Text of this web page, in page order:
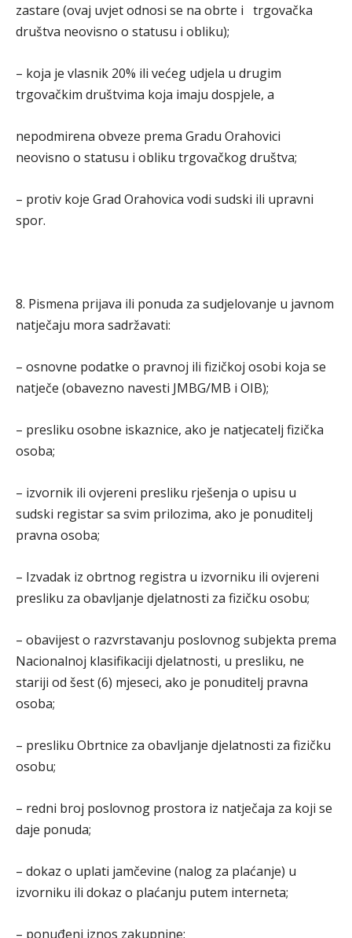
zastare (ovaj uvjet odnosi se na obrte i trgovačka
društva neovisno o statusu i obliku);
– koja je vlasnik 20% ili većeg udjela u drugim
trgovačkim društvima koja imaju dospjele, a
nepodmirena obveze prema Gradu Orahovici
neovisno o statusu i obliku trgovačkog društva;
– protiv koje Grad Orahovica vodi sudski ili upravni
spor.
8. Pismena prijava ili ponuda za sudjelovanje u javnom
natječaju mora sadržavati:
– osnovne podatke o pravnoj ili fizičkoj osobi koja se
natječe (obavezno navesti JMBG/MB i OIB);
– presliku osobne iskaznice, ako je natjecatelj fizička
osoba;
– izvornik ili ovjereni presliku rješenja o upisu u
sudski registar sa svim prilozima, ako je ponuditelj
pravna osoba;
– Izvadak iz obrtnog registra u izvorniku ili ovjereni
presliku za obavljanje djelatnosti za fizičku osobu;
– obavijest o razvrstavanju poslovnog subjekta prema
Nacionalnoj klasifikaciji djelatnosti, u presliku, ne
stariji od šest (6) mjeseci, ako je ponuditelj pravna
osoba;
– presliku Obrtnice za obavljanje djelatnosti za fizičku
osobu;
– redni broj poslovnog prostora iz natječaja za koji se
daje ponuda;
– dokaz o uplati jamčevine (nalog za plaćanje) u
izvorniku ili dokaz o plaćanju putem interneta;
– ponuđeni iznos zakupnine;